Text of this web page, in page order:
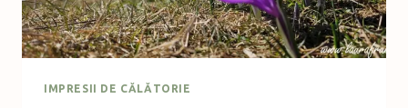
IMPRESII DE CĂLĂTORIE